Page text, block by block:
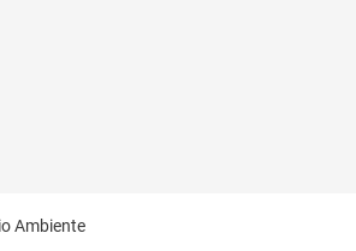
Ambiente